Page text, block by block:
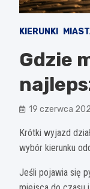
KIERUNKI
Gdzie
19 czerwca
Krótki wyjazd
wybór kierunku
Jeśli pojawia się